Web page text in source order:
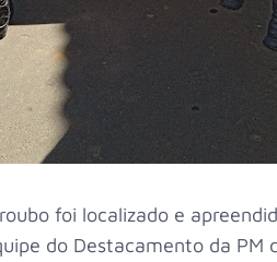
foi localizado e
do Destacamento da PM